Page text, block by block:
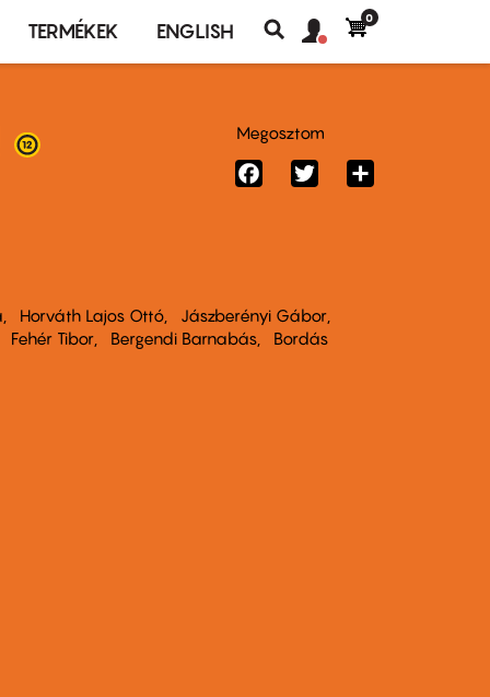
TERMÉKEK ENGLISH
Keresés
fiók
Felhasználói
0
Horváth Lajos Ottó
Jászberényi Gábor
Fehér Tibor Bergendi Barnabás
Bordás
Megosztom
FacebookTwitter